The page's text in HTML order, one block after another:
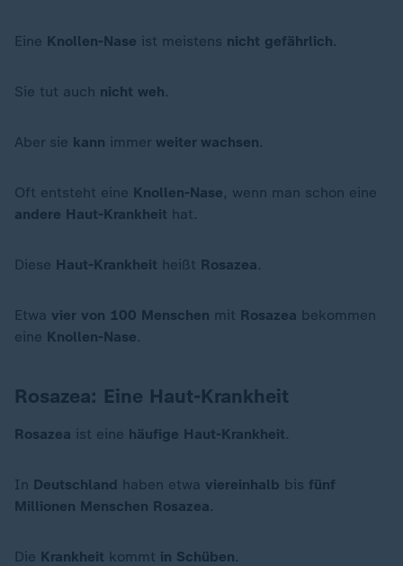
Eine Knollen-Nase ist meistens nicht gefährlich.
Sie tut auch nicht weh.
Aber sie kann immer weiter wachsen.
Oft entsteht eine Knollen-Nase, wenn man schon eine
andere Haut-Krankheit hat.
Diese Haut-Krankheit heißt Rosazea.
Etwa vier von 100 Menschen mit Rosazea bekommen
eine Knollen-Nase.
Rosazea: Eine Haut-Krankheit
Rosazea ist eine häufige Haut-Krankheit.
In Deutschland haben etwa viereinhalb bis fünf
Millionen Menschen Rosazea.
Die Krankheit kommt in Schüben.